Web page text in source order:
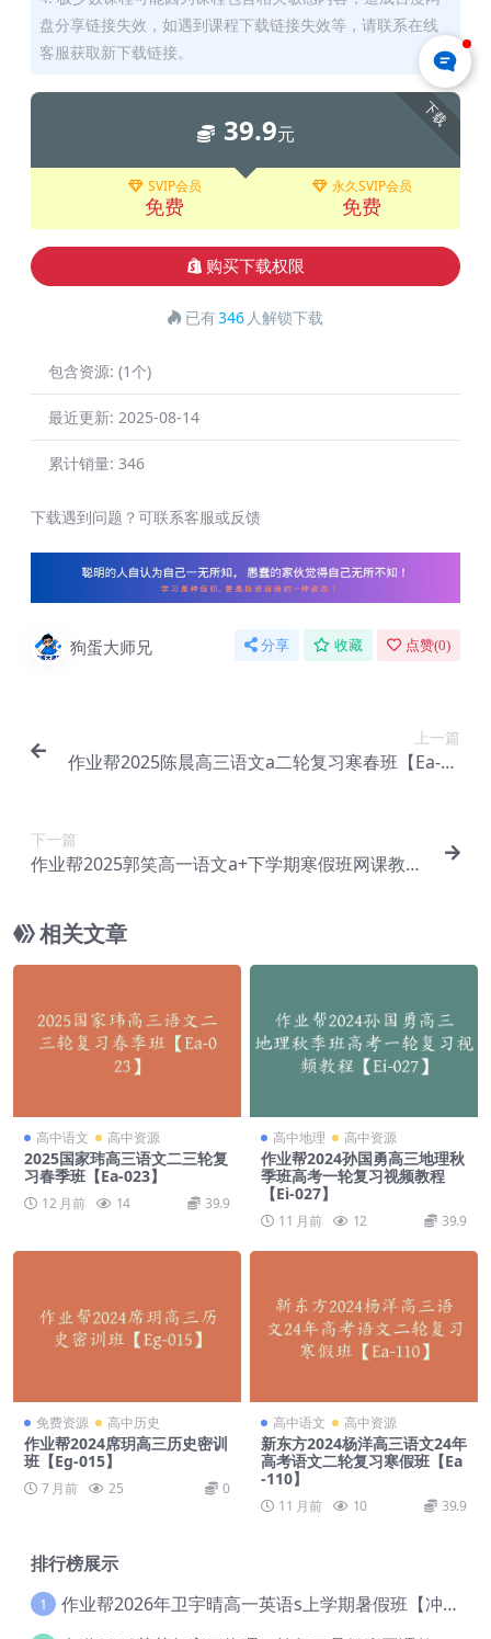
盘分享链接失效，如遇到课程下载链接失效等，请联系在线
客服获取新下载链接。
下载
39.9元
SVIP会员
免费
永久SVIP会员
免费
购买下载权限
已有346 人解锁下载
包含资源: (1个)
最近更新: 2025-08-14
累计销量: 346
下载遇到问题？可联系客服或反馈
狗蛋大师兄 分享 收藏 点赞(0)
上一篇
作业帮2025陈晨高三语文a二轮复习寒春班【Ea-03
下一篇
作业帮2025郭笑高一语文a+下学期寒假班网课教程
相关文章
高中语文 高中资源
2025国家玮高三语文二三轮复
习春季班【Ea-023】
12 月前 14 39.9
高中地理 高中资源
作业帮2024孙国勇高三地理秋
季班高考一轮复习视频教程
【Ei-027】
11 月前 12 39.9
免费资源 高中历史
作业帮2024席玥高三历史密训
班【Eg-015】
7 月前 25 0
高中语文 高中资源
新东方2024杨洋高三语文24年
高考语文二轮复习寒假班【Ea
-110】
11 月前 10 39.9
排行榜展示
1 作业帮2026年卫宇晴高一英语s上学期暑假班【冲顶班】【Ec-003】